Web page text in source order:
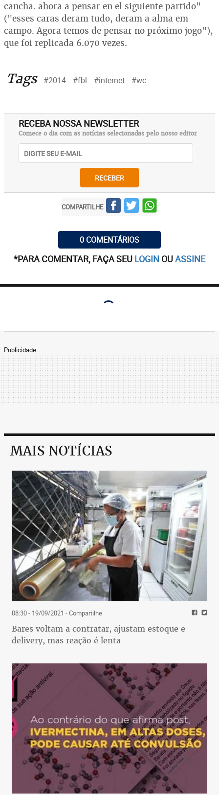
cancha. ahora a pensar en el siguiente partido"
("esses caras deram tudo, deram a alma em
campo. Agora temos de pensar no próximo jogo"),
que foi replicada 6.070 vezes.
Tags #2014 #fbl #internet #wc
RECEBA NOSSA NEWSLETTER
Comece o dia com as notícias selecionadas pelo nosso editor
RECEBER
COMPARTILHE
0 COMENTÁRIOS
*PARA COMENTAR, FAÇA SEU LOGIN OUASSINE
Publicidade
MAIS NOTÍCIAS
08:30 - 19/09/2021 - Compartilhe
Bares voltam a contratar, ajustam estoque e
delivery, mas reação é lenta